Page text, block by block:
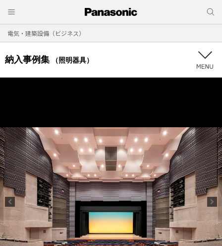
電気・建築設備（ビジネス）
納入事例集 （照明器具）